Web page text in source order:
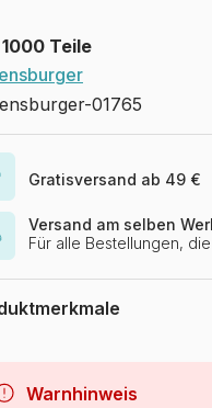
1000 Teile
01765
Gratisversand ab 49 €
Versand am selben
Für alle Bestellungen,
Warnhinweis